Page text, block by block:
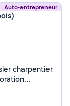
Auto-entrepreneur
passés dans